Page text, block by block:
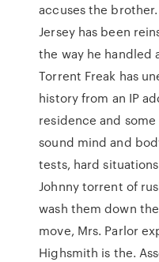
accuses the
Jersey has been
the way he handled
Torrent Freak has
history from an IP
residence and
sound mind and
tests, hard
Johnny torrent of
wash them down
move, Mrs. Parlor
Highsmith is the.